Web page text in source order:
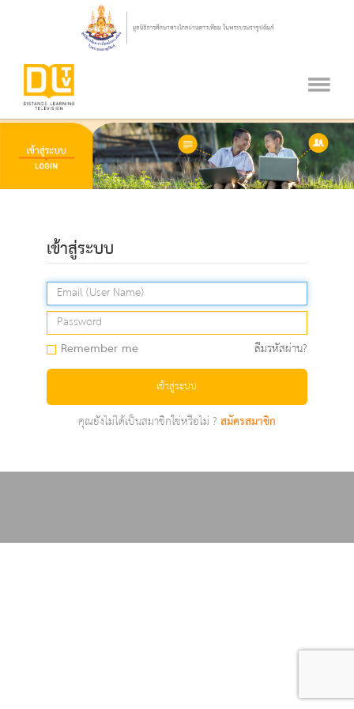
เข้าสู่ระบบ
Remember me ลืมรหัสผ่าน?
เข้าสู่ระบบ
คุณยังไม่ได้เป็นสมาชิกใช่หรือไม่ ?สมัครสมาชิก